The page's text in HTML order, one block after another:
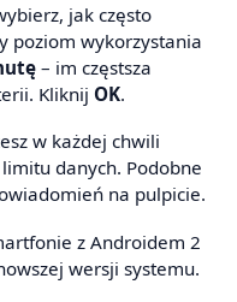
jak często
poziom wykorzystania
– im częstsza
Kliknij OK.
w każdej chwili
danych. Podobne
na pulpicie.
z Androidem 2
wersji systemu.